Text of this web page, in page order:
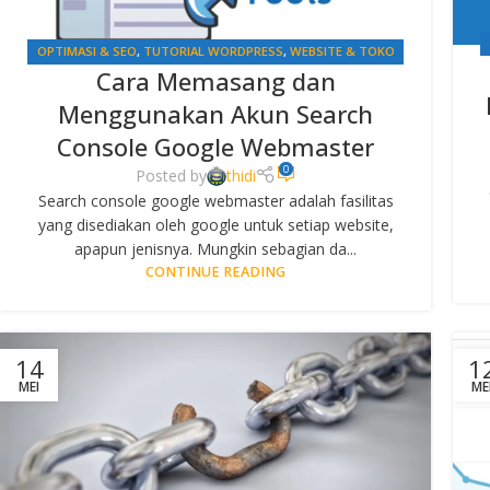
OPTIMASI & SEO, TUTORIAL WORDPRESS, WEBSITE & TOKO
ONLINE
Cara Memasang dan
Menggunakan Akun Search
Console Google Webmaster
Posted by thidi 0
Search console google webmaster adalah fasilitas
yang disediakan oleh google untuk setiap website,
apapun jenisnya. Mungkin sebagian da...
CONTINUE READING
14
MEI